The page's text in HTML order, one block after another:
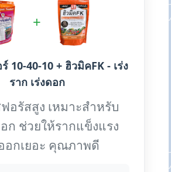
+
10-40-10 + ฮิวมิคFK - เร่ง
ราก เร่งดอก
อรัสสูง เหมาะสำหรับ
อก ช่วยให้รากแข็งแรง
อกเยอะ คุณภาพดี